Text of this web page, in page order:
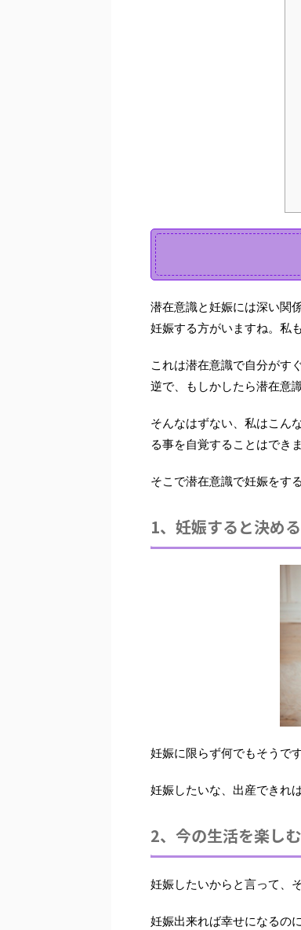
潜在意識と妊娠には深い関
妊娠する方がいますね。私
これは潜在意識で自分がす
逆で、もしかしたら潜在意
そんなはずない、私はこん
る事を自覚することはできま
そこで潜在意識で妊娠をす
1、妊娠すると決める
妊娠に限らず何でもそうです
妊娠したいな、出産できれ
2、今の生活を楽しむ
妊娠したいからと言って、
妊娠出来れば幸せになるの